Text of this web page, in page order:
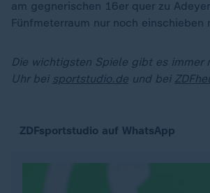
am gegnerischen 16er quer zu
Fünfmeterraum nur noch einschieben
Die wichtigsten Spiele gibt es immer
Uhr bei sportstudio.de und bei
ZDFsportstudio auf WhatsApp